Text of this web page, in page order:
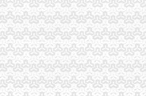
_优惠政策_中国
新城召开|西咸新区|
都高新文章
购招标公告_中采_新浪